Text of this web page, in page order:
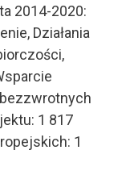
2014-2020:
Działania
1 817
1